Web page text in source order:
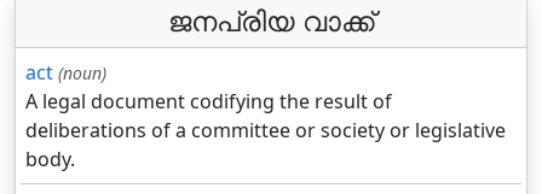
ജനപ്രിയ വാക്ക്
act (noun)
A legal document codifying the result of
deliberations of a committee or society or legislative
body.